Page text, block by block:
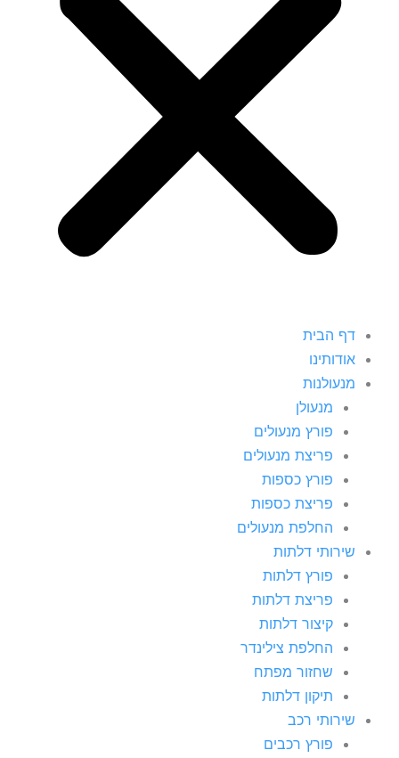
דף הבית
אודותינו
מנעולנות
מנעולן
פורץ מנעולים
פריצת מנעולים
פורץ כספות
פריצת כספות
החלפת מנעולים
שירותי דלתות
פורץ דלתות
פריצת דלתות
קיצור דלתות
החלפת צילינדר
שחזור מפתח
תיקון דלתות
שירותי רכב
פורץ רכבים